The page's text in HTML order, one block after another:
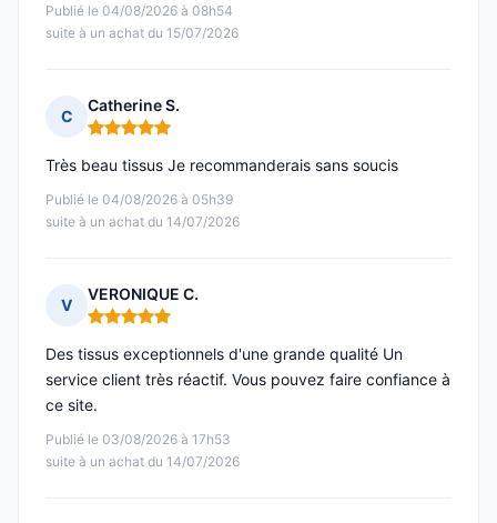
Publié le 04/08/2026 à 08h54
suite à un achat du 15/07/2026
C
Catherine S.
Note : 5 sur 5
Publié le 04/08/2026 à 05h39
suite à un achat du 14/07/2026
Très beau tissus Je recommanderais sans soucis
V
VERONIQUE C.
Note : 5 sur 5
Publié le 03/08/2026 à 17h53
suite à un achat du 14/07/2026
Des tissus exceptionnels d'une grande qualité Un
service client très réactif. Vous pouvez faire confiance à
ce site.